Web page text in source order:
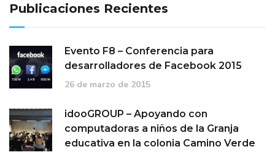
Publicaciones Recientes
Evento F8 – Conferencia para
desarrolladores de Facebook 2015
26 de marzo de 2015
idooGROUP – Apoyando con
computadoras a niños de la Granja
educativa en la colonia Camino Verde